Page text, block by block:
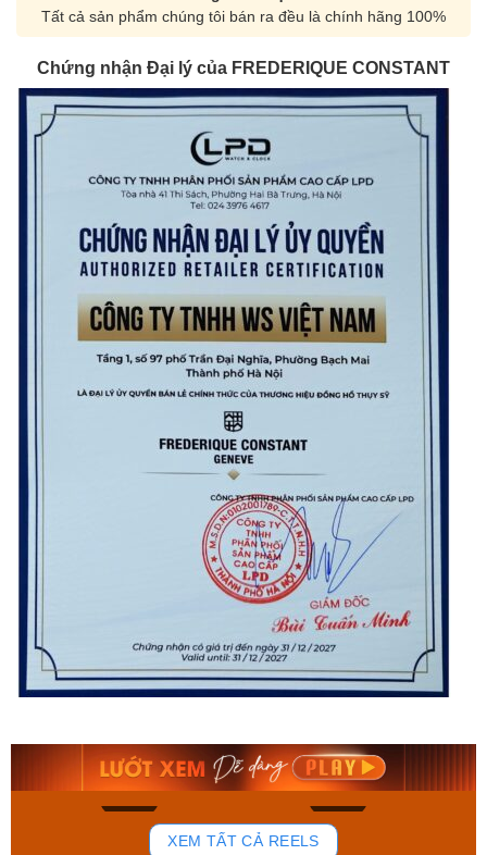
Tất cả sản phẩm chúng tôi bán ra đều là chính hãng 100%
Chứng nhận Đại lý của FREDERIQUE CONSTANT
137
Orient Nam RA-
Mua ngay
Casio Nam MTS-
Mua ngay
XEM TẤT CẢ REELS